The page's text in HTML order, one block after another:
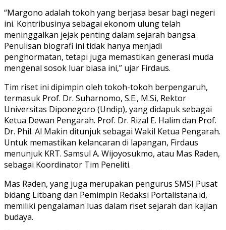
“Margono adalah tokoh yang berjasa besar bagi negeri
ini. Kontribusinya sebagai ekonom ulung telah
meninggalkan jejak penting dalam sejarah bangsa.
Penulisan biografi ini tidak hanya menjadi
penghormatan, tetapi juga memastikan generasi muda
mengenal sosok luar biasa ini,” ujar Firdaus.
Tim riset ini dipimpin oleh tokoh-tokoh berpengaruh,
termasuk Prof. Dr. Suharnomo, S.E., M.Si, Rektor
Universitas Diponegoro (Undip), yang didapuk sebagai
Ketua Dewan Pengarah. Prof. Dr. Rizal E. Halim dan Prof.
Dr. Phil. Al Makin ditunjuk sebagai Wakil Ketua Pengarah.
Untuk memastikan kelancaran di lapangan, Firdaus
menunjuk KRT. Samsul A. Wijoyosukmo, atau Mas Raden,
sebagai Koordinator Tim Peneliti.
Mas Raden, yang juga merupakan pengurus SMSI Pusat
bidang Litbang dan Pemimpin Redaksi Portalistana.id,
memiliki pengalaman luas dalam riset sejarah dan kajian
budaya.